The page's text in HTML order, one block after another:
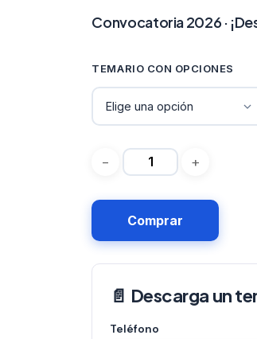
Convocatoria 2026 ·
TEMARIO CON OPCIONES
Comprar
📄 Descarga un
Teléfono